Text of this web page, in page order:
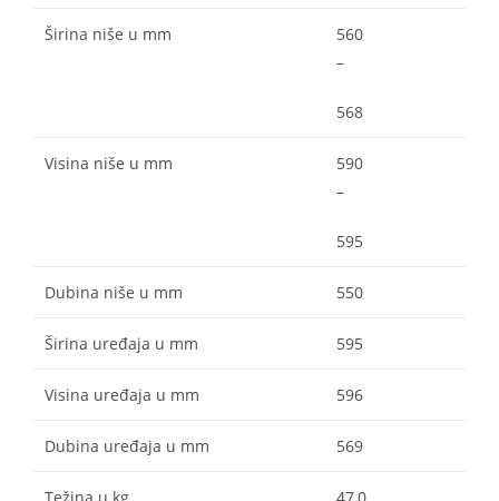
Širina niše u mm
560
–
568
Visina niše u mm
590
–
595
Dubina niše u mm 550
Širina uređaja u mm 595
Visina uređaja u mm 596
Dubina uređaja u mm 569